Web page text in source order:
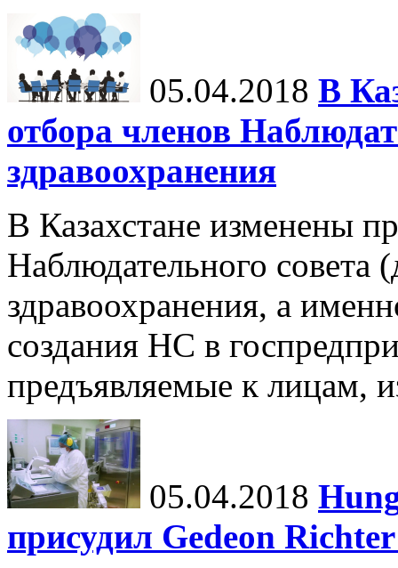
05.04.2018 В
отбора членов
здравоохранения
В Казахстане изменены
Наблюдательного совета
здравоохранения, а
создания НС в
предъявляемые к лицам,
05.04.2018
присудил Gedeon